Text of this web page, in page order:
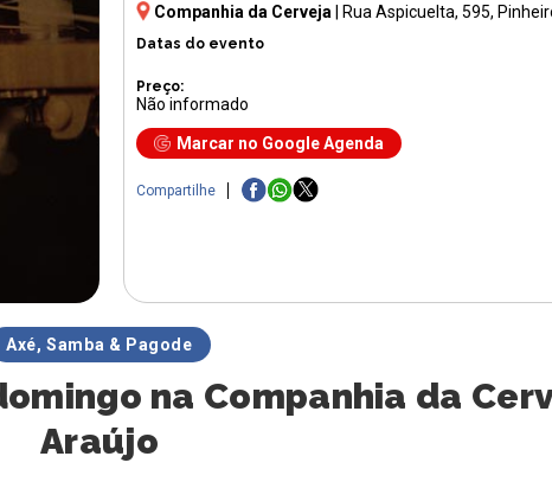
Companhia da Cerveja Rua Aspicuelta, 595,
Datas do evento
Preço:
Não informado
Marcar no Google Agenda
Compartilhe
Axé, Samba & Pagode
na Companhia da
Araújo